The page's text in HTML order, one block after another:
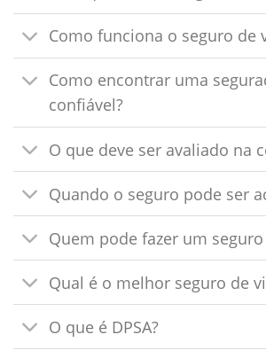
Como funciona o seguro de
Como encontrar uma
confiável?
O que deve ser avaliado na
Quando o seguro pode ser
Quem pode fazer um seguro
Qual é o melhor seguro de
O que é DPSA?